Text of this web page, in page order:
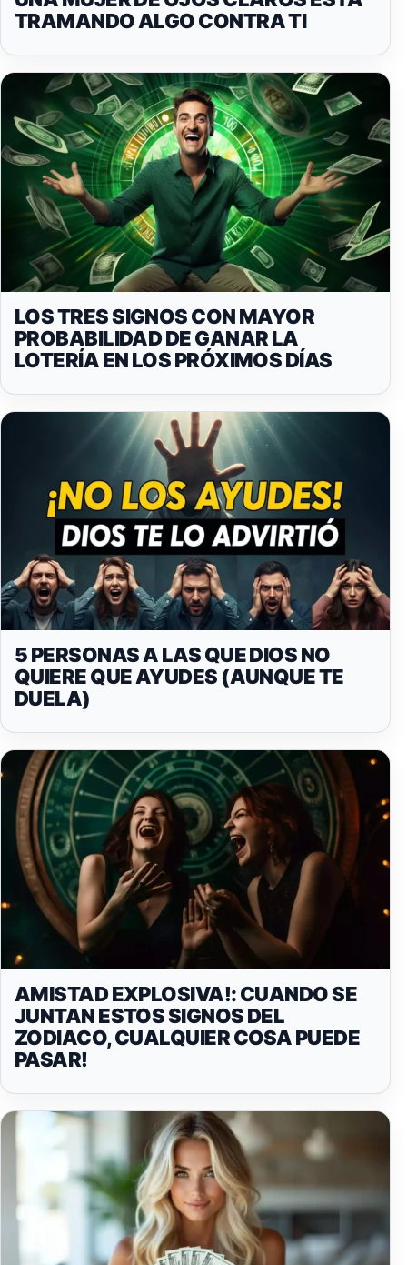
TRAMANDO ALGO CONTRA TI
LOS TRES SIGNOS CON MAYOR
PROBABILIDAD DE GANAR LA
LOTERÍA EN LOS PRÓXIMOS DÍAS
5 PERSONAS A LAS QUE DIOS NO
QUIERE QUE AYUDES (AUNQUE TE
DUELA)
AMISTAD EXPLOSIVA!: CUANDO SE
JUNTAN ESTOS SIGNOS DEL
ZODIACO, CUALQUIER COSA PUEDE
PASAR!